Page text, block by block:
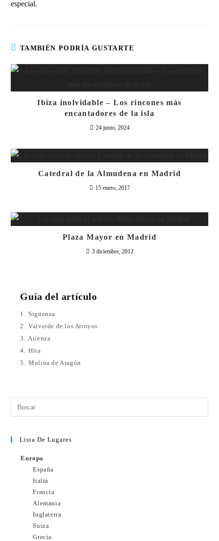
especial.
TAMBIÉN PODRÍA GUSTARTE
Ibiza inolvidable – Los rincones más
encantadores de la isla
24 junio, 2024
Catedral de la Almudena en Madrid
15 enero, 2017
Plaza Mayor en Madrid
3 diciembre, 2012
Guía del artículo
1. Sigüenza
2. Valverde de los Arroyos
3. Atienza
4. Hita
5. Molina de Aragón
Lista De Lugares
Europa
España
Italia
Francia
Alemania
Inglaterra
Suiza
Grecia